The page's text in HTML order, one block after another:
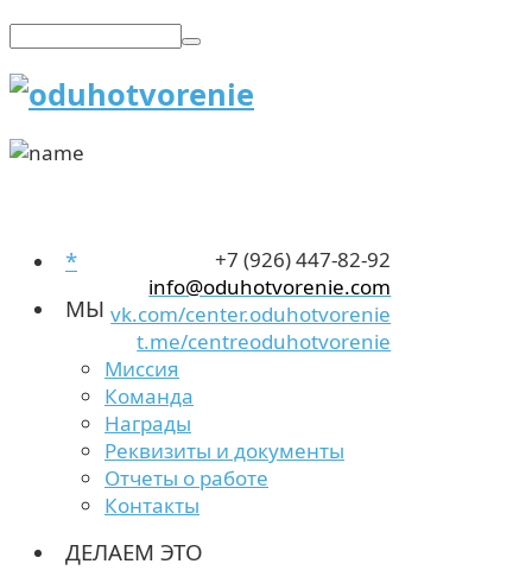
+7 (926) 447-82-92
info@oduhotvorenie.com
vk.com/center.oduhotvorenie
t.me/centreoduhotvorenie
*
МЫ
Миссия
Команда
Награды
Реквизиты и документы
Отчеты о работе
Контакты
ДЕЛАЕМ ЭТО